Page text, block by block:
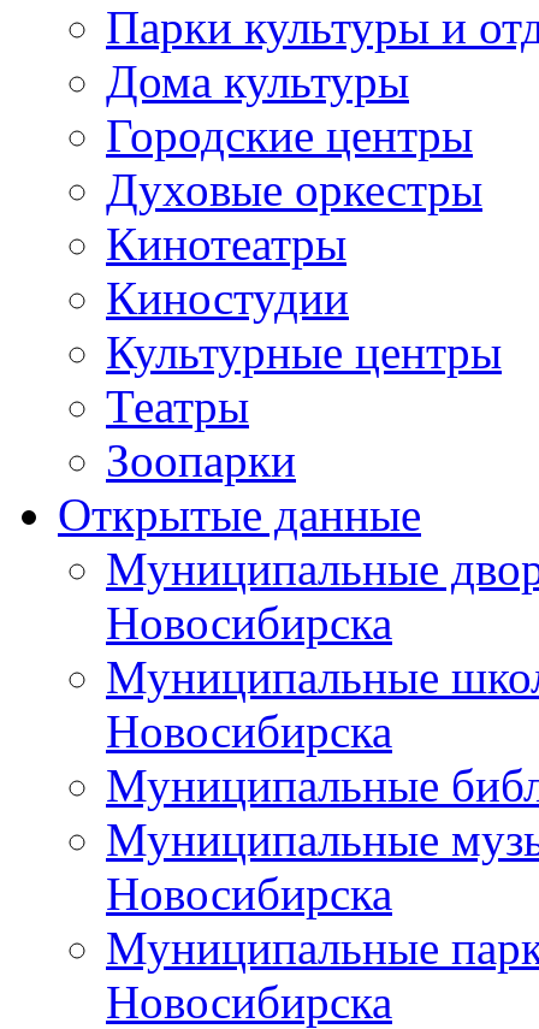
Парки культуры и
Дома культуры
Городские центры
Духовые оркестры
Кинотеатры
Киностудии
Культурные центры
Театры
Зоопарки
Открытые данные
Муниципальные
Новосибирска
Муниципальные
Новосибирска
Муниципальные
Муниципальные
Новосибирска
Муниципальные
Новосибирска